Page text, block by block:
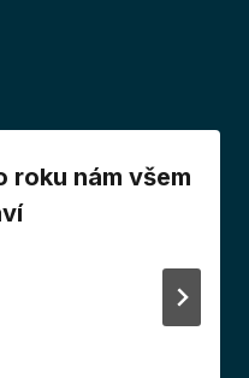
roku nám všem